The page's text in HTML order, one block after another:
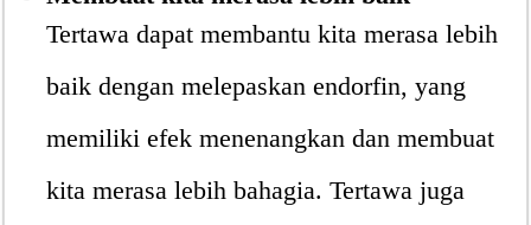
Tertawa dapat membantu kita merasa lebih
baik dengan melepaskan endorfin, yang
memiliki efek menenangkan dan membuat
kita merasa lebih bahagia. Tertawa juga